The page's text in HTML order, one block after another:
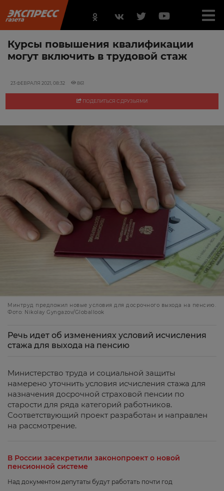
Курсы повышения квалификации
могут включить в трудовой стаж
23 ФЕВРАЛЯ 2021, 08:32 861
ПОДЕЛИТЬСЯ С ДРУЗЬЯМИ
Минтруд предложил новые условия для досрочного выхода на пенсию.
Фото: Nikolay Gyngazov/Globallook
Речь идет об изменениях условий исчисления
стажа для выхода на пенсию
Министерство труда и социальной защиты
намерено уточнить условия исчисления стажа для
назначения досрочной страховой пенсии по
старости для ряда категорий работников.
Соответствующий проект разработан и направлен
на рассмотрение.
В России засекретили законопроект о новой
пенсионной системе
Над документом депутаты будут работать почти год